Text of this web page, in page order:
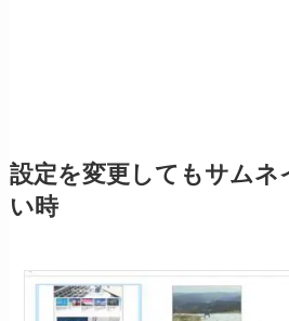
設定を変更してもサムネ
い時